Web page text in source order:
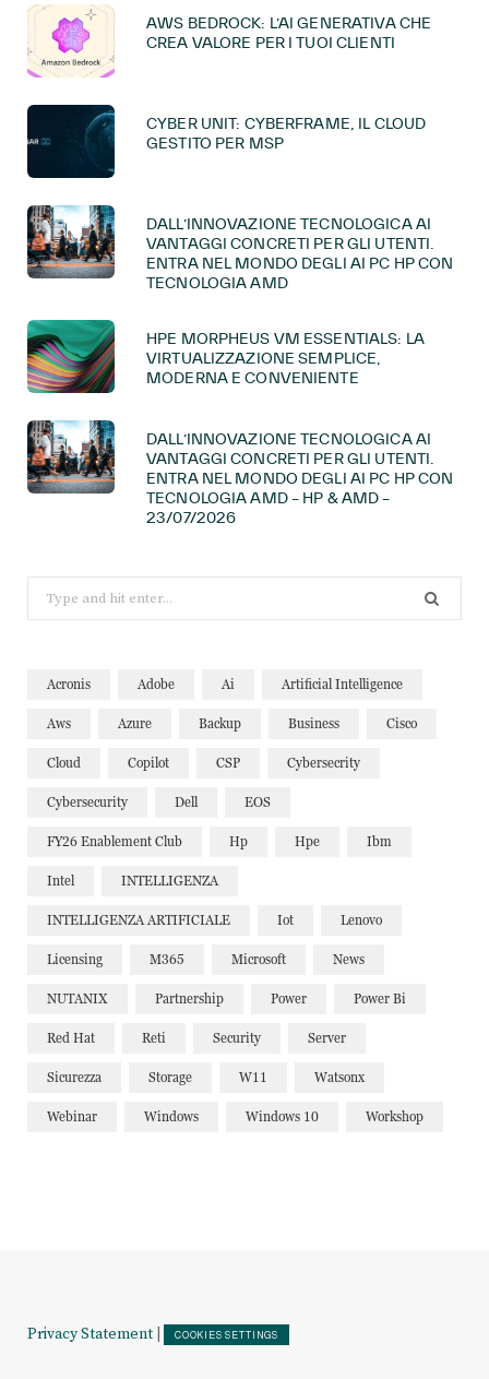
AWS BEDROCK: L’AI GENERATIVA CHE
CREA VALORE PER I TUOI CLIENTI
CYBER UNIT: CYBERFRAME, IL CLOUD
GESTITO PER MSP
DALL’INNOVAZIONE TECNOLOGICA AI
VANTAGGI CONCRETI PER GLI UTENTI.
ENTRA NEL MONDO DEGLI AI PC HP CON
TECNOLOGIA AMD
HPE MORPHEUS VM ESSENTIALS: LA
VIRTUALIZZAZIONE SEMPLICE,
MODERNA E CONVENIENTE
DALL’INNOVAZIONE TECNOLOGICA AI
VANTAGGI CONCRETI PER GLI UTENTI.
ENTRA NEL MONDO DEGLI AI PC HP CON
TECNOLOGIA AMD – HP & AMD –
23/07/2026
for:
Acronis Adobe Ai Artificial Intelligence
Aws Azure Backup Business Cisco
Cloud Copilot CSP Cybersecrity
Cybersecurity Dell EOS
FY26 Enablement Club Hp Hpe Ibm
Intel INTELLIGENZA
INTELLIGENZA ARTIFICIALE Iot Lenovo
Licensing M365 Microsoft News
NUTANIX Partnership Power Power Bi
Red Hat Reti Security Server
Sicurezza Storage W11 Watsonx
Webinar Windows Windows 10 Workshop
Privacy Statement COOKIES SETTINGS